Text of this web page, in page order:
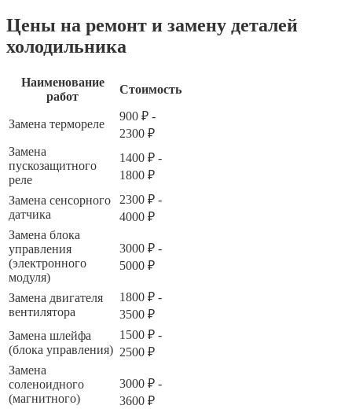
Цены на ремонт и замену деталей
холодильника
Наименование
работ
Стоимость
Замена термореле
900 ₽ -
2300 ₽
Замена
пускозащитного
реле
1400 ₽ -
1800 ₽
Замена сенсорного
датчика
2300 ₽ -
4000 ₽
Замена блока
управления
(электронного
модуля)
3000 ₽ -
5000 ₽
Замена двигателя
вентилятора
1800 ₽ -
3500 ₽
Замена шлейфа
(блока управления)
1500 ₽ -
2500 ₽
Замена
соленоидного
(магнитного)
3000 ₽ -
3600 ₽